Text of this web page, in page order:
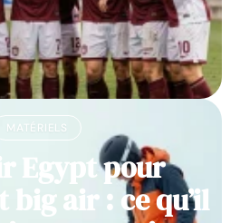
MATÉRIELS
Egypt pour
big air : ce qu’il